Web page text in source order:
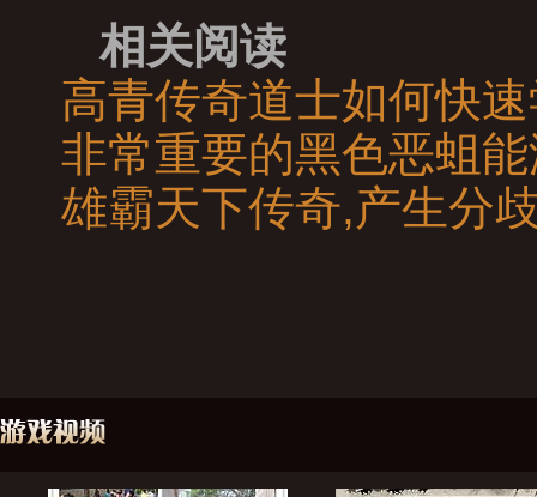
相关阅读
高青传奇道士如何快
非常重要的黑色恶蛆
雄霸天下传奇,产生分